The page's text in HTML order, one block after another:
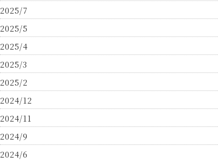
2025/7
2025/5
2025/4
2025/3
2025/2
2024/12
2024/11
2024/9
2024/6